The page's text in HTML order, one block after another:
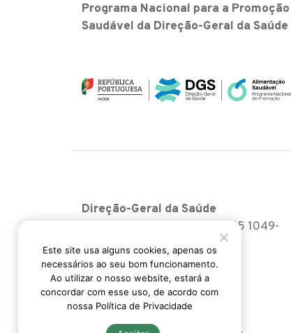
Programa Nacional para a
Saudável da Direção-Geral da Saúde
Direção-Geral da Saúde
Alameda Afonso Henriques, 45 1049-
005 Lisboa
pnpas@dgs.pt
Este site usa alguns cookies, apenas os
necessários ao seu bom funcionamento.
Ao utilizar o nosso website, estará a
concordar com esse uso, de acordo com
nossa Política de Privacidade